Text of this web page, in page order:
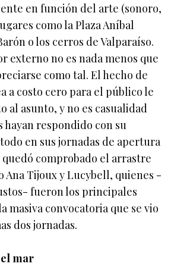
en función del arte (sonoro,
como la Plaza Aníbal
o los cerros de Valparaíso.
externo no es nada menos que
como tal. El hecho de
a costo cero para el público le
al asunto, y no es casualidad
hayan respondido con su
en sus jornadas de apertura
quedó comprobado el arrastre
Ana Tijoux y Lucybell, quienes -
fueron los principales
masiva convocatoria que se vio
dos jornadas.
mar